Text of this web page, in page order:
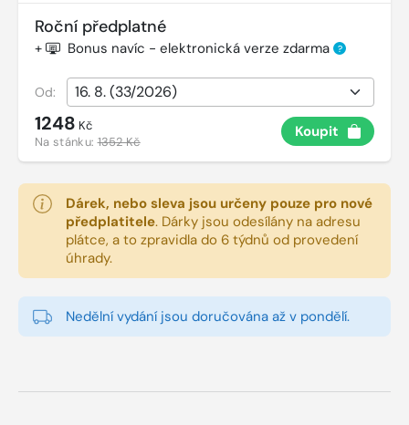
Roční předplatné
+ Bonus navíc - elektronická verze zdarma ?
Od:
1248 Kč
Na stánku:1352 Kč
Koupit
Dárek, nebo sleva jsou určeny pouze pro nové
předplatitele. Dárky jsou odesílány na adresu
plátce, a to zpravidla do 6 týdnů od provedení
úhrady.
Nedělní vydání jsou doručována až v pondělí.